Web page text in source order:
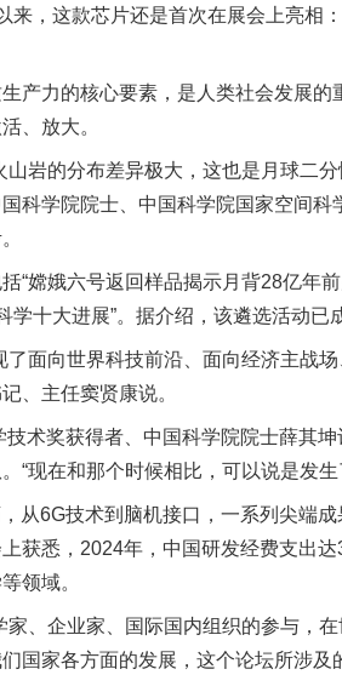
来，这款芯片还是首次在展会上亮相
力的核心要素，是人类社会发展的
、放大。
的分布差异极大，这也是月球二分
科学院院士、中国科学院国家空间
娥六号返回样品揭示月背28亿年
学十大进展”。据介绍，该遴选活动已
向世界科技前沿、面向经济主战场
、主任窦贤康说。
奖获得者、中国科学院院士薛其坤
“现在和那个时候相比，可以说是发生
6G技术到脑机接口，一系列尖端成
获悉，2024年，中国研发经费支出
领域。
、企业家、国际国内组织的参与，
国家各方面的发展，这个论坛所涉及